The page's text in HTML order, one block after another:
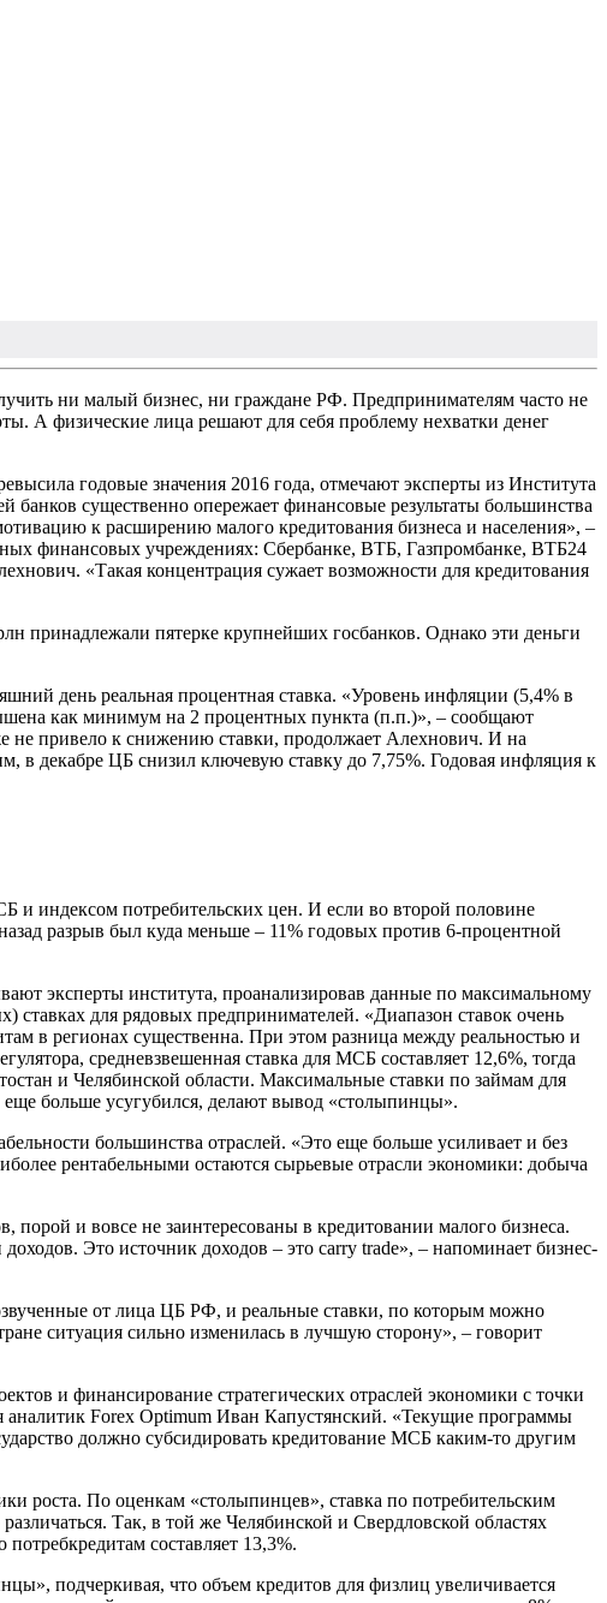
ни малый бизнес, ни граждане РФ. Предпринимателям часто не
А физические лица решают для себя проблему нехватки денег
годовые значения 2016 года, отмечают эксперты из Института
существенно опережает финансовые результаты большинства
к расширению малого кредитования бизнеса и населения», –
финансовых учреждениях: Сбербанке, ВТБ, Газпромбанке, ВТБ24
«Такая концентрация сужает возможности для кредитования
принадлежали пятерке крупнейших госбанков. Однако эти деньги
день реальная процентная ставка. «Уровень инфляции (5,4% в
как минимум на 2 процентных пункта (п.п.)», – сообщают
не привело к снижению ставки, продолжает Алехнович. И на
в декабре ЦБ снизил ключевую ставку до 7,75%. Годовая инфляция к
индексом потребительских цен. И если во второй половине
разрыв был куда меньше – 11% годовых против 6-процентной
эксперты института, проанализировав данные по максимальному
ставках для рядовых предпринимателей. «Диапазон ставок очень
в регионах существенна. При этом разница между реальностью и
средневзвешенная ставка для МСБ составляет 12,6%, тогда
и Челябинской области. Максимальные ставки по займам для
еще больше усугубился, делают вывод «столыпинцы».
большинства отраслей. «Это еще больше усиливает и без
рентабельными остаются сырьевые отрасли экономики: добыча
порой и вовсе не заинтересованы в кредитовании малого бизнеса.
Это источник доходов – это carry trade», – напоминает бизнес-
от лица ЦБ РФ, и реальные ставки, по которым можно
ситуация сильно изменилась в лучшую сторону», – говорит
и финансирование стратегических отраслей экономики с точки
аналитик Forex Optimum Иван Капустянский. «Текущие программы
должно субсидировать кредитование МСБ каким-то другим
роста. По оценкам «столыпинцев», ставка по потребительским
Так, в той же Челябинской и Свердловской областях
составляет 13,3%.
подчеркивая, что объем кредитов для физлиц увеличивается